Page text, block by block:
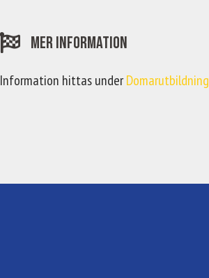
Mer information
Information hittas underDomarutbildning